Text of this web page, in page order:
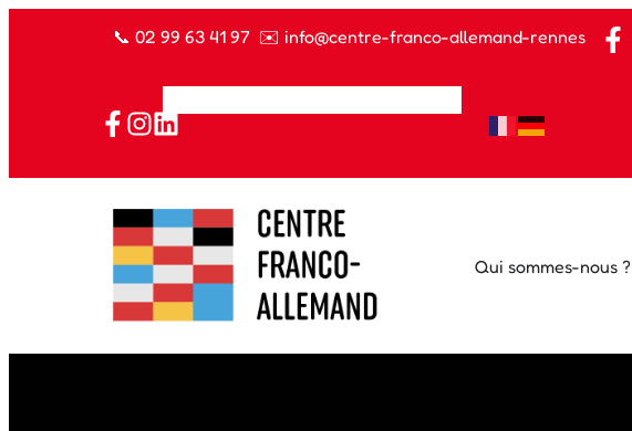
📞 02 99 63 41 97 ✉️ info@centre-franco-allemand-rennes.fr
Qui sommes-nous ?